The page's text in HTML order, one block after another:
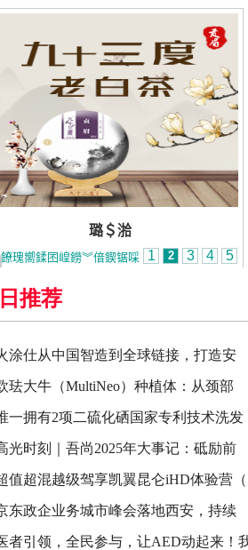
推荐
涂仕从中国智造到全球链接，打造安
珐大牛（MultiNeo）种植体：从颈部
一拥有2项二硫化硒国家专利技术洗发
光时刻｜吾尚2025年大事记：砥励前
值超混越级驾享凯翼昆仑iHD体验营（
东政企业务城市峰会落地西安，持续
者引领，全民参与，让AED动起来！